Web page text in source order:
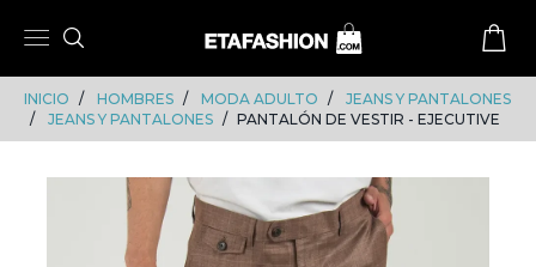
INICIO HOMBRES MODA ADULTO
JEANS Y PANTALONES
JEANS Y PANTALONES
PANTALÓN DE VESTIR - EJECUTIVE